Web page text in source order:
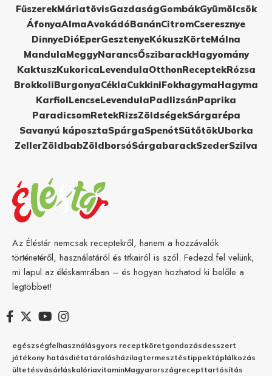
FűszerekMáriatövisGazdaságGombákGyümölcsök
ÁfonyaAlmaAvokádóBanánCitromCseresznye
DinnyeDióEperGesztenyeKókuszKörteMálna
MandulaMeggyNarancsŐszibarackHagyomány
KaktuszKukoricaLevendulaOtthonReceptekRózsa
BrokkoliBurgonyaCéklaCukkiniFokhagymaHagyma
KarfiolLencseLevendulaPadlizsánPaprika
ParadicsomRetekRizsZöldségekSárgarépa
Savanyú káposztaSpárgaSpenótSütőtökUborka
ZellerZöldbabZöldborsóSárgabarackSzederSzilva
Az Éléstár nemcsak receptekről, hanem a hozzávalók
történetéről, használatáról és titkairól is szól. Fedezd fel velünk,
mi lapul az éléskamrában – és hogyan hozhatod ki belőle a
legtöbbet!
egészségfelhasználásgyors receptköretgondozásdesszert
jótékony hatásdiétatárolásházilagtermesztéstippektáplálkozás
ültetésvásárláskalóriavitaminMagyarországrecepttartósítás